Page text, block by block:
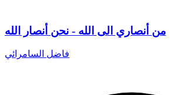
من أنصاري الى الله - نحن أنصار الله
فاضل السامرائي